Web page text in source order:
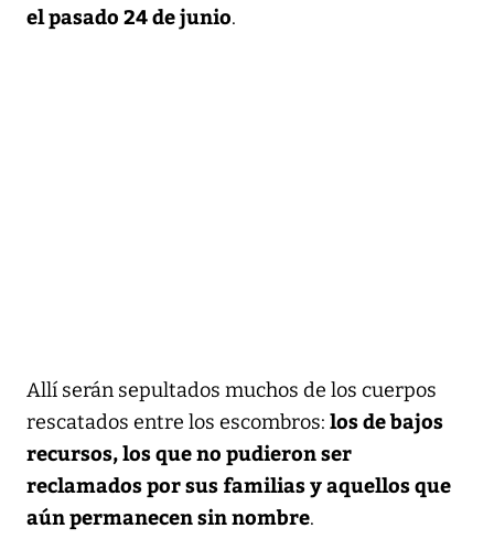
el pasado 24 de junio.
Allí serán sepultados muchos de los cuerpos
rescatados entre los escombros: los de bajos
recursos, los que no pudieron ser
reclamados por sus familias y aquellos que
aún permanecen sin nombre.